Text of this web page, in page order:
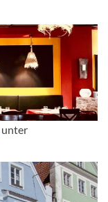
unter